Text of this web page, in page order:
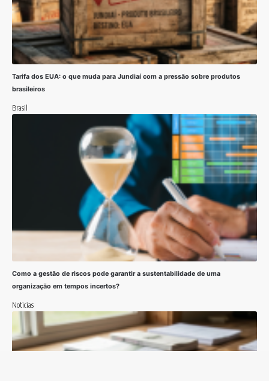
Tarifa dos EUA: o que muda para Jundiaí com a pressão sobre produtos
brasileiros
Brasil
Como a gestão de riscos pode garantir a sustentabilidade de uma
organização em tempos incertos?
Noticias